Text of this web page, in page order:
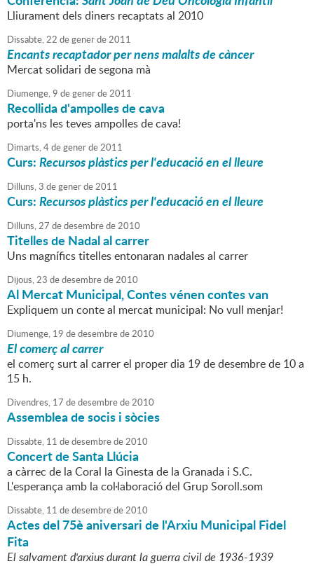
Lliurament dels diners recaptats al 2010
Dissabte,22 degenerde2011
Encants recaptador per nens malalts de càncer
Mercat solidari de segona mà
Diumenge,9 degenerde2011
Recollida d'ampolles de cava
porta'ns les teves ampolles de cava!
Dimarts,4degenerde2011
Curs:Recursos plàstics per l'educació en el lleure
Dilluns,3 degenerde2011
Curs:Recursos plàstics per l'educació en el lleure
Dilluns,27 dedesembrede2010
Titelles de Nadal al carrer
Uns magnífics titelles entonaran nadales al carrer
Dijous,23 dedesembrede2010
Al Mercat Municipal, Contes vénen contes van
Expliquem un conte al mercat municipal: No vull menjar!
Diumenge, 19 dedesembrede2010
El comerç al carrer
el comerç surt al carrer el proper dia 19 de desembre de 10 a
15 h.
Divendres, 17 dedesembrede2010
Assemblea de socis i sòcies
Dissabte, 11 dedesembrede2010
Concert de Santa Llúcia
a càrrec de la Coral la Ginesta de la Granada i S.C.
L'esperança amb la col·laboració del Grup Soroll.som
Dissabte, 11 dedesembrede2010
Actes del 75è aniversari de l'Arxiu Municipal Fidel
Fita
El salvament d'arxius durant la guerra civil de 1936-1939